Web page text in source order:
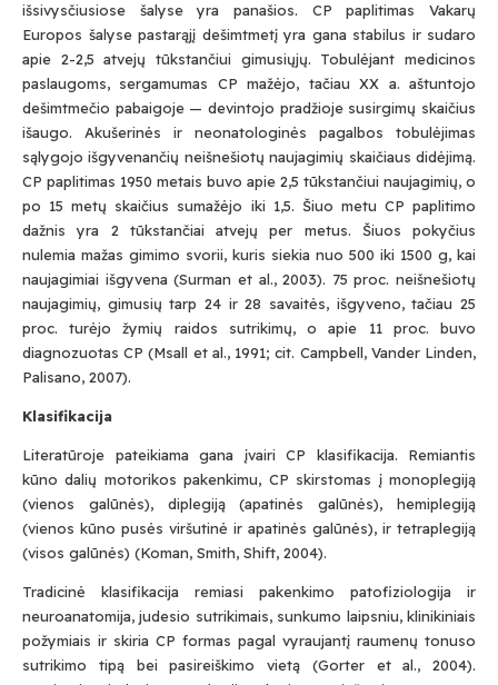
išsivysčiusiose šalyse yra panašios. CP paplitimas Vakarų
Europos šalyse pastarąjį dešimtmetį yra gana stabilus ir sudaro
apie 2-2,5 atvejų tūkstančiui gimusiųjų. Tobulėjant medicinos
paslaugoms, sergamumas CP mažėjo, tačiau XX a. aštuntojo
dešimtmečio pabaigoje — devintojo pradžioje susirgimų skaičius
išaugo. Akušerinės ir neonatologinės pagalbos tobulėjimas
sąlygojo išgyvenančių neišnešiotų naujagimių skaičiaus didėjimą.
CP paplitimas 1950 metais buvo apie 2,5 tūkstančiui naujagimių, o
po 15 metų skaičius sumažėjo iki 1,5. Šiuo metu CP paplitimo
dažnis yra 2 tūkstančiai atvejų per metus. Šiuos pokyčius
nulemia mažas gimimo svorii, kuris siekia nuo 500 iki 1500 g, kai
naujagimiai išgyvena (Surman et al., 2003). 75 proc. neišnešiotų
naujagimių, gimusių tarp 24 ir 28 savaitės, išgyveno, tačiau 25
proc. turėjo žymių raidos sutrikimų, o apie 11 proc. buvo
diagnozuotas CP (Msall et al., 1991; cit. Campbell, Vander Linden,
Palisano, 2007).
Klasifikacija
Literatūroje pateikiama gana įvairi CP klasifikacija. Remiantis
kūno dalių motorikos pakenkimu, CP skirstomas į monoplegiją
(vienos galūnės), diplegiją (apatinės galūnės), hemiplegiją
(vienos kūno pusės viršutinė ir apatinės galūnės), ir tetraplegiją
(visos galūnės) (Koman, Smith, Shift, 2004).
Tradicinė klasifikacija remiasi pakenkimo patofiziologija ir
neuroanatomija, judesio sutrikimais, sunkumo laipsniu, klinikiniais
požymiais ir skiria CP formas pagal vyraujantį raumenų tonuso
sutrikimo tipą bei pasireiškimo vietą (Gorter et al., 2004).